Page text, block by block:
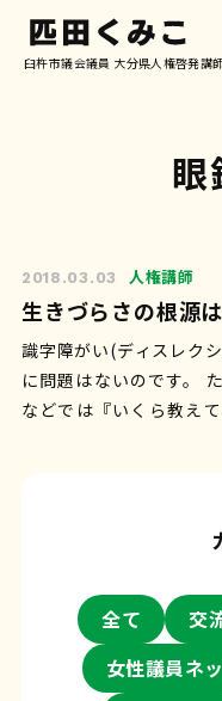
臼杵市議会議員 大分県人権啓発講
眼
2018.03.03 人権講師
生きづらさの根源
識字障がい(ディスレク
に問題はないのです。
などでは『いくら教え
全て 交
女性議員ネ